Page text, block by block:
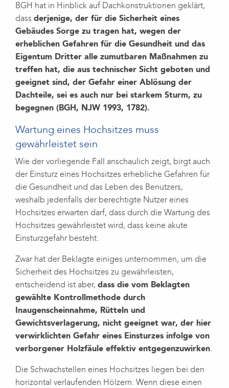
BGH hat in Hinblick auf Dachkonstruktionen geklärt,
dass derjenige, der für die Sicherheit eines
Gebäudes Sorge zu tragen hat, wegen der
erheblichen Gefahren für die Gesundheit und das
Eigentum Dritter alle zumutbaren Maßnahmen zu
treffen hat, die aus technischer Sicht geboten und
geeignet sind, der Gefahr einer Ablösung der
Dachteile, sei es auch nur bei starkem Sturm, zu
begegnen (BGH, NJW 1993, 1782).
Wartung eines Hochsitzes muss
gewährleistet sein
Wie der vorliegende Fall anschaulich zeigt, birgt auch
der Einsturz eines Hochsitzes erhebliche Gefahren für
die Gesundheit und das Leben des Benutzers,
weshalb jedenfalls der berechtigte Nutzer eines
Hochsitzes erwarten darf, dass durch die Wartung des
Hochsitzes gewährleistet wird, dass keine akute
Einsturzgefahr besteht.
Zwar hat der Beklagte einiges unternommen, um die
Sicherheit des Hochsitzes zu gewährleisten,
entscheidend ist aber, dass die vom Beklagten
gewählte Kontrollmethode durch
Inaugenscheinnahme, Rütteln und
Gewichtsverlagerung, nicht geeignet war, der hier
verwirklichten Gefahr eines Einsturzes infolge von
verborgener Holzfäule effektiv entgegenzuwirken.
Die Schwachstellen eines Hochsitzes liegen bei den
horizontal verlaufenden Hölzern. Wenn diese einen